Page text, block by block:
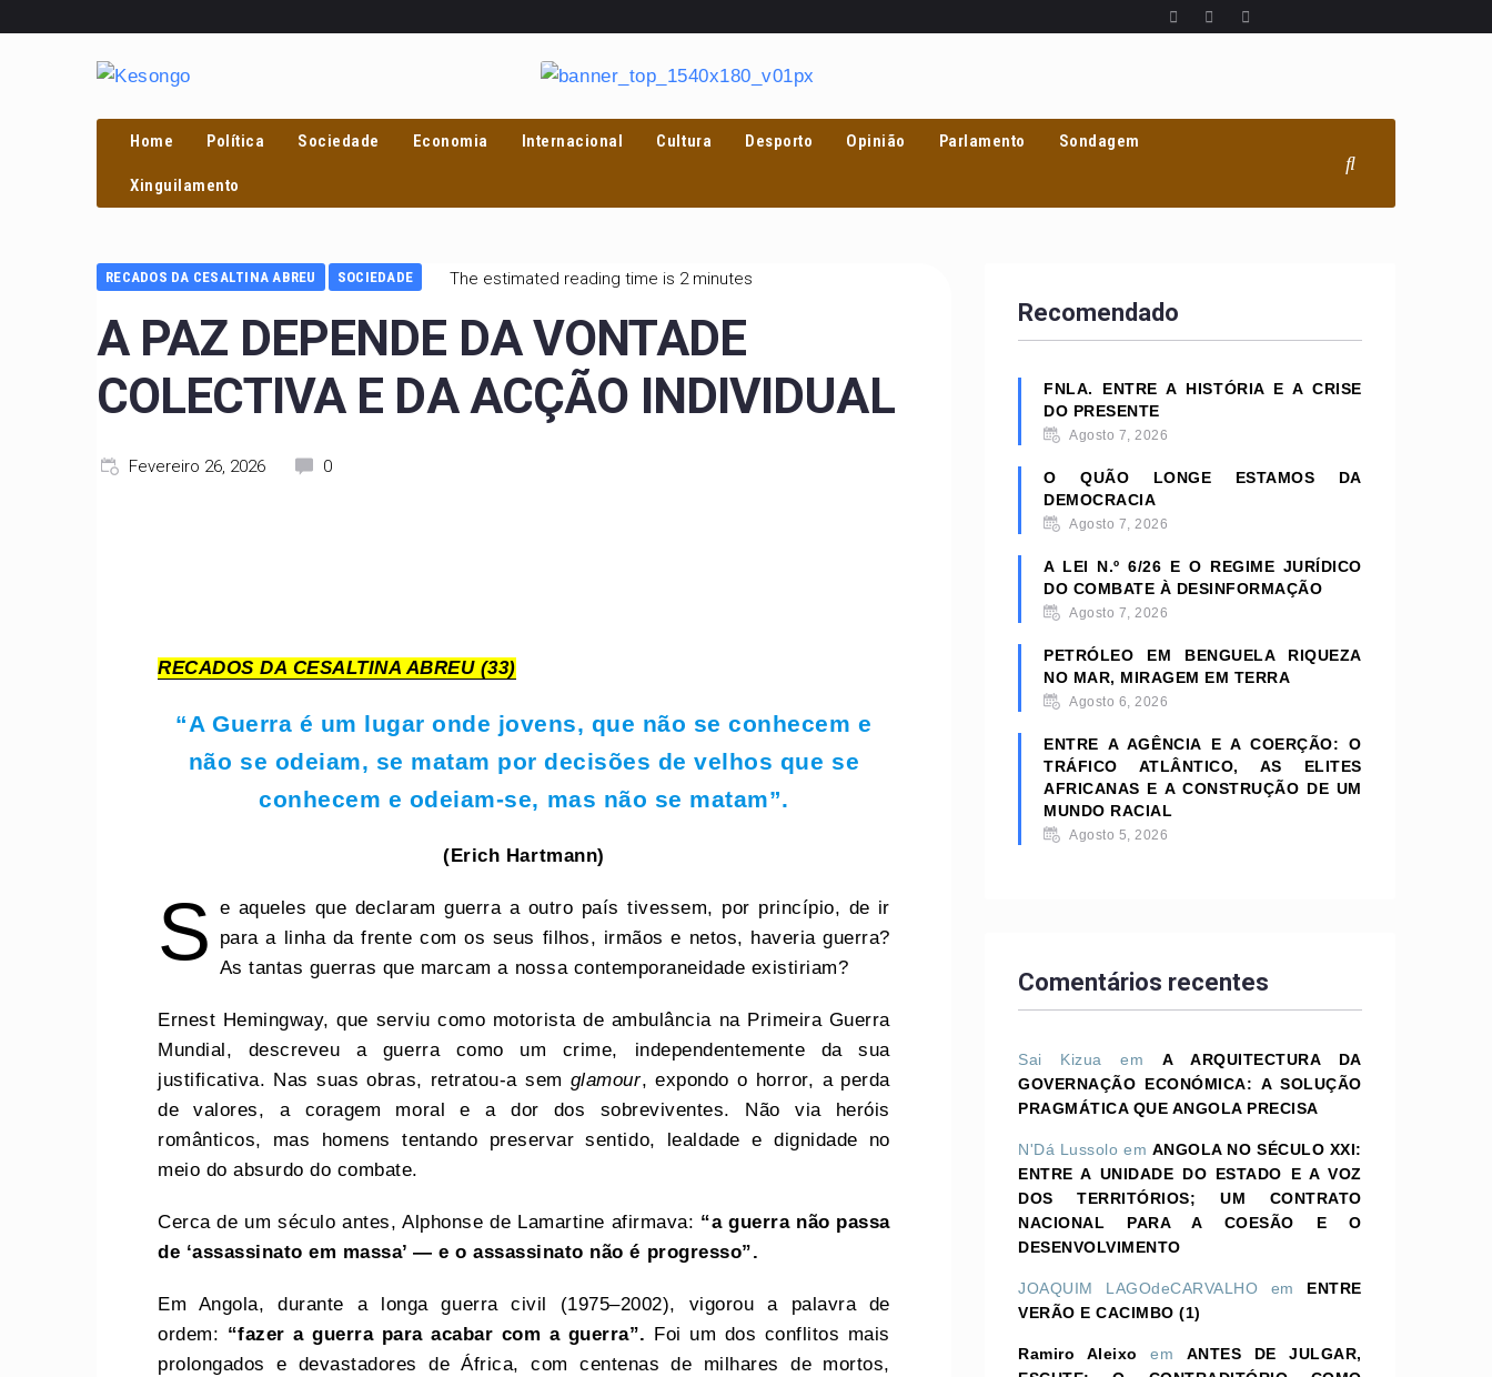
Home Política Sociedade Economia Internacional Cultura Desporto Opinião Parlamento Sondagem
Xinguilamento
RECADOS DA CESALTINA ABREU SOCIEDADE The estimated reading time is 2 minutes
A PAZ DEPENDE DA VONTADE
COLECTIVA E DA ACÇÃO INDIVIDUAL
Fevereiro 26, 2026 0
RECADOS DA CESALTINA ABREU (33)
“A Guerra é um lugar onde jovens, que não se conhecem e
não se odeiam, se matam por decisões de velhos que se
conhecem e odeiam-se, mas não se matam”.
(Erich Hartmann)
S e aqueles que declaram guerra a outro país tivessem, por princípio, de ir
para a linha da frente com os seus filhos, irmãos e netos, haveria guerra?
As tantas guerras que marcam a nossa contemporaneidade existiriam?
Ernest Hemingway, que serviu como motorista de ambulância na Primeira Guerra
Mundial, descreveu a guerra como um crime, independentemente da sua
justificativa. Nas suas obras, retratou-a sem glamour, expondo o horror, a perda
de valores, a coragem moral e a dor dos sobreviventes. Não via heróis
românticos, mas homens tentando preservar sentido, lealdade e dignidade no
meio do absurdo do combate.
Cerca de um século antes, Alphonse de Lamartine afirmava: “a guerra não passa
de ‘assassinato em massa’ — e o assassinato não é progresso”.
Em Angola, durante a longa guerra civil (1975–2002), vigorou a palavra de
ordem: “fazer a guerra para acabar com a guerra”. Foi um dos conflitos mais
prolongados e devastadores de África, com centenas de milhares de mortos,
Recomendado
FNLA. ENTRE A HISTÓRIA E A CRISE
DO PRESENTE
Agosto 7, 2026
O QUÃO LONGE ESTAMOS DA
DEMOCRACIA
Agosto 7, 2026
A LEI N.º 6/26 E O REGIME JURÍDICO
DO COMBATE À DESINFORMAÇÃO
Agosto 7, 2026
PETRÓLEO EM BENGUELA RIQUEZA
NO MAR, MIRAGEM EM TERRA
Agosto 6, 2026
ENTRE A AGÊNCIA E A COERÇÃO: O
TRÁFICO ATLÂNTICO, AS ELITES
AFRICANAS E A CONSTRUÇÃO DE UM
MUNDO RACIAL
Agosto 5, 2026
Comentários recentes
Sai Kizua emA ARQUITECTURA DA
GOVERNAÇÃO ECONÓMICA: A SOLUÇÃO
PRAGMÁTICA QUE ANGOLA PRECISA
N'Dá Lussolo em ANGOLA NO SÉCULO XXI:
ENTRE A UNIDADE DO ESTADO E A VOZ
DOS TERRITÓRIOS; UM CONTRATO
NACIONAL PARA A COESÃO E O
DESENVOLVIMENTO
JOAQUIM LAGOdeCARVALHO em ENTRE
VERÃO E CACIMBO (1)
Ramiro Aleixo em ANTES DE JULGAR,